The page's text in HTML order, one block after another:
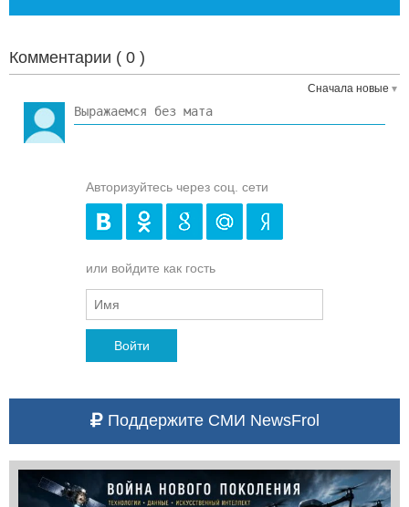
Комментарии ( 0 )
Сначала новые
Авторизуйтесь через соц. сети
или войдите как гость
Войти
Поддержите СМИ NewsFrol